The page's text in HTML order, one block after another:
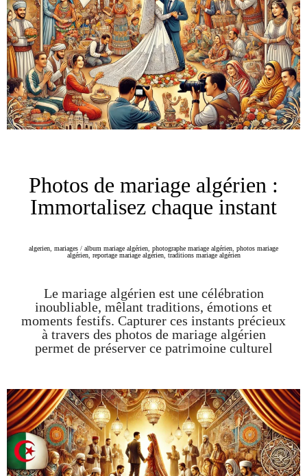
Photos de mariage algérien :
Immortalisez chaque instant
algerien mariages / album mariage algérien photographe mariage algérien photos mariage
algérien, reportage mariage algérien, traditions mariage algérien
Le mariage algérien est une célébration
inoubliable, mêlant traditions, émotions et
moments festifs. Capturer ces instants précieux
à travers des photos de mariage algérien
permet de préserver ce patrimoine culturel